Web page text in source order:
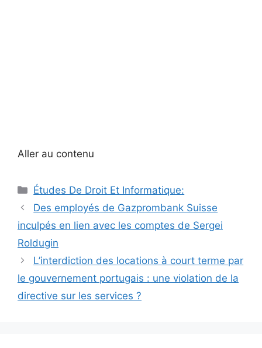
Aller au contenu
Catégories
Études De Droit Et Informatique:
Navigation
des
articles
Des employés de Gazprombank Suisse
inculpés en lien avec les comptes de Sergei
Roldugin
L’interdiction des locations à court terme par
le gouvernement portugais : une violation de la
directive sur les services ?